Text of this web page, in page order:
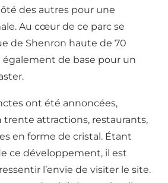
des autres pour une
Au cœur de ce parc se
de Shenron haute de 70
également de base pour un
ont été annoncées,
trente attractions, restaurants,
en forme de cristal. Étant
ce développement, il est
l’envie de visiter le site.